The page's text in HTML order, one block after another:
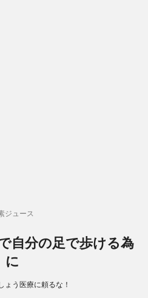
ジュース
自分の足で歩ける為
に
ょう医療に頼るな！